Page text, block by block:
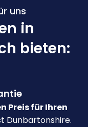
uns
in
bieten:
Preis für Ihren
Dunbartonshire.